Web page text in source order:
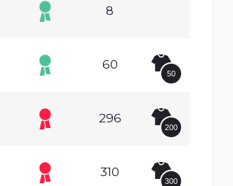
8
60
50
296
200
310
300